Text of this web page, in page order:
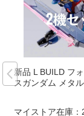
新品 L BUILD フ
スガンダム メタ
マイストア在庫：